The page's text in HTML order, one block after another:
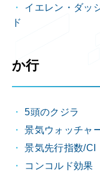
イエレン・ダッ
ド
か行
5頭のクジラ
景気ウォッチャ
景気先行指数/CI
コンコルド効果